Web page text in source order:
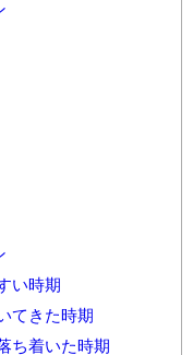
い時期
てきた時期
ち着いた時期